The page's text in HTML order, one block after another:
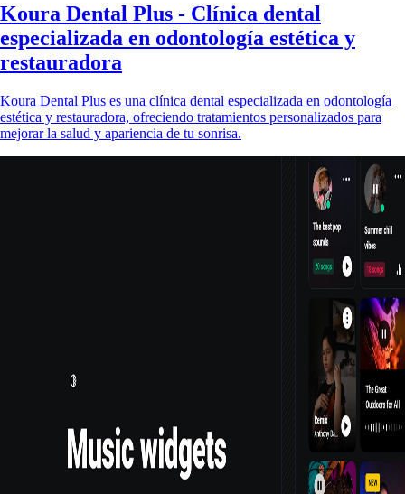
Koura Dental Plus - Clínica dental
especializada en odontología estética y
restauradora
Koura Dental Plus es una clínica dental especializada en odontología
estética y restauradora, ofreciendo tratamientos personalizados para
mejorar la salud y apariencia de tu sonrisa.